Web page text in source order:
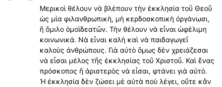
Μερικοὶ θέλουν νὰ βλέπουν τὴν ἐκκλησία τοῦ Θεοῦ
ὡς μία φιλανθρωπικὴ, μὴ κερδοσκοπικὴ ὀργάνωσι,
ἢ ὅμιλο ὁμοϊδεατῶν. Τὴν θέλουν νὰ εἶναι ὡφέλιμη
κοινωνικά. Νὰ εἶναι καλὴ καὶ νὰ παιδαγωγεῖ
καλοὺς ἀνθρώπους. Γιὰ αὐτὸ ὅμως δὲν χρειάζεσαι
νὰ εἶσαι μέλος τῆς ἐκκλησίας τοῦ Χριστοῦ. Καὶ ἕνας
πρόσκοπος ἢ ἀριστερὸς νὰ εἶσαι, φτάνει γιὰ αὐτὸ.
Ἡ ἐκκλησία δὲν ζώσει μὲ αὐτὰ ποὺ λέγει, οὔτε κἄν